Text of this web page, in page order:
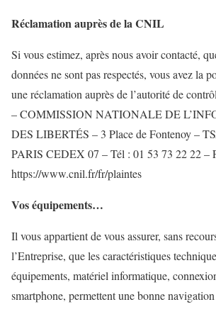
Réclamation auprès de la CNIL
Si vous estimez, après nous avoir contacté,
données ne sont pas respectés, vous avez la
une réclamation auprès de l’autorité de
– COMMISSION NATIONALE DE
DES LIBERTÉS – 3 Place de Fontenoy –
PARIS CEDEX 07 – Tél : 01 53 73 22 22 –
https://www.cnil.fr/fr/plaintes
Vos équipements…
Il vous appartient de vous assurer, sans
l’Entreprise, que les caractéristiques
équipements, matériel informatique,
smartphone, permettent une bonne